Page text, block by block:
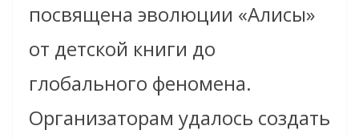
посвящена эволюции «Алисы»
от детской книги до
глобального феномена.
Организаторам удалось создать